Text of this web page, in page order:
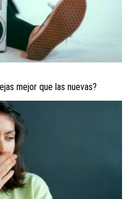
mejor que las nuevas?